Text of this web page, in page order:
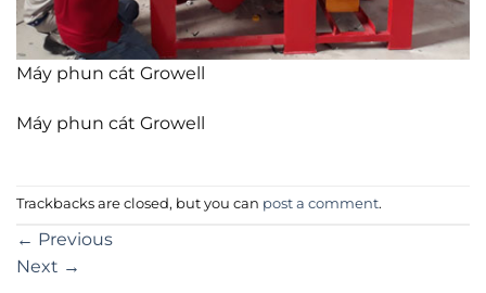
Máy phun cát Growell
Máy phun cát Growell
Trackbacks are closed, but you can post a comment.
← Previous
Next →